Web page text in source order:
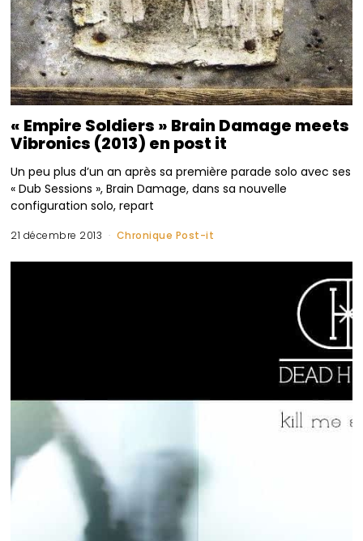
« Empire Soldiers » Brain Damage meets
Vibronics (2013) en post it
Un peu plus d’un an après sa première parade solo avec ses
« Dub Sessions », Brain Damage, dans sa nouvelle
configuration solo, repart
21 décembre 2013 Chronique Post-it